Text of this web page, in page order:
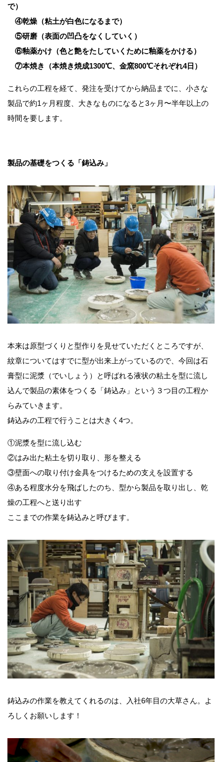
で）
④乾燥（粘土が白色になるまで）
⑤研磨（表面の凹凸をなくしていく）
⑥釉薬かけ（色と艶をたしていくために釉薬をかける）
⑦本焼き（本焼き焼成1300℃、金窯800℃それぞれ4日）
これらの工程を経て、発注を受けてから納品までに、小さな
製品で約1ヶ月程度、大きなものになると3ヶ月〜半年以上の
時間を要します。
製品の基礎をつくる「鋳込み」
本来は原型づくりと型作りを見せていただくところですが、
紋章についてはすでに型が出来上がっているので、今回は石
膏型に泥漿（でいしょう）と呼ばれる液状の粘土を型に流し
込んで製品の素体をつくる「鋳込み」という３つ目の工程か
らみていきます。
鋳込みの工程で行うことは大きく4つ。
①泥漿を型に流し込む
②はみ出た粘土を切り取り、形を整える
③壁面への取り付け金具をつけるための支えを設置する
④ある程度水分を飛ばしたのち、型から製品を取り出し、乾
燥の工程へと送り出す
ここまでの作業を鋳込みと呼びます。
鋳込みの作業を教えてくれるのは、入社6年目の大草さん。よ
ろしくお願いします！